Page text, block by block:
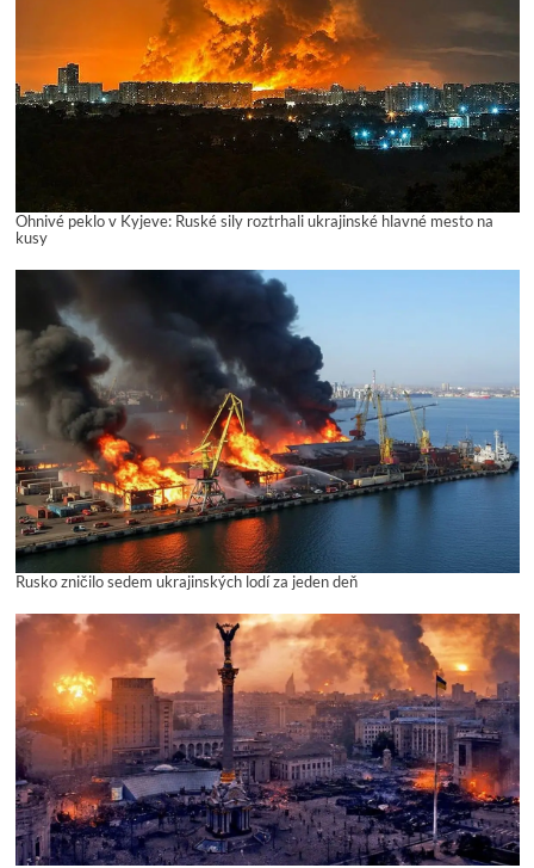
Ohnivé peklo v Kyjeve: Ruské sily roztrhali ukrajinské hlavné mesto na
kusy
Rusko zničilo sedem ukrajinských lodí za jeden deň